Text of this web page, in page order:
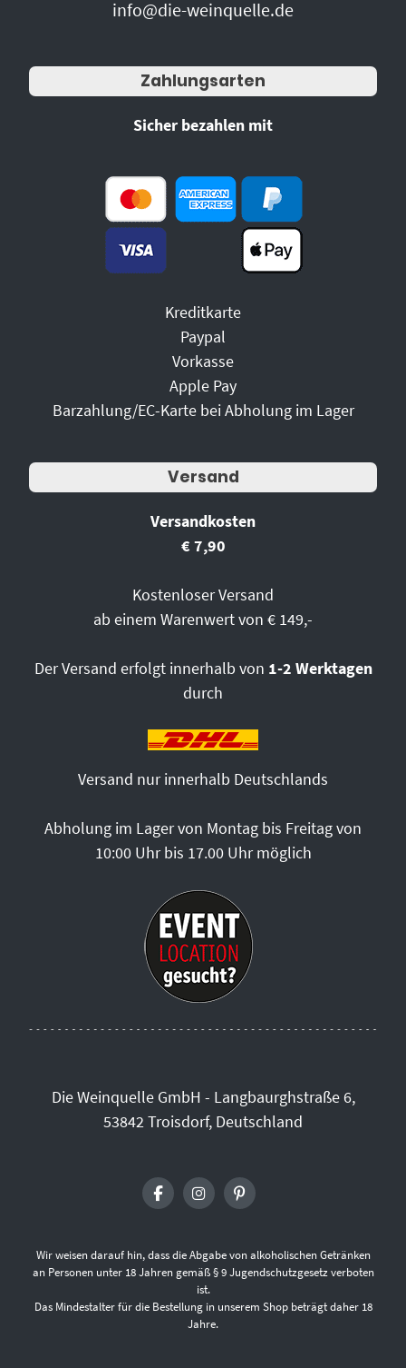
info@die-weinquelle.de
Zahlungsarten
Sicher bezahlen mit
Kreditkarte
Paypal
Vorkasse
Apple Pay
Barzahlung/EC-Karte bei Abholung im Lager
Versand
Versandkosten
€ 7,90
Kostenloser Versand
ab einem Warenwert von € 149,-
Der Versand erfolgt innerhalb von 1-2 Werktagen
durch
Versand nur innerhalb Deutschlands
Abholung im Lager von Montag bis Freitag von
10:00 Uhr bis 17.00 Uhr möglich
Die Weinquelle GmbH - Langbaurghstraße 6,
53842 Troisdorf, Deutschland
Wir weisen darauf hin, dass die Abgabe von alkoholischen Getränken
an Personen unter 18 Jahren gemäß § 9 Jugendschutzgesetz verboten
ist.
Das Mindestalter für die Bestellung in unserem Shop beträgt daher 18
Jahre.